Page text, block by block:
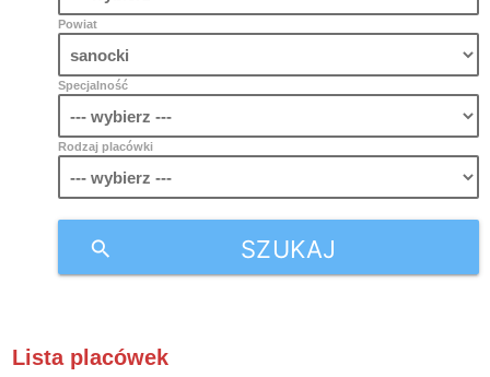
Powiat
Specjalność
Rodzaj placówki
SZUKAJ
search
Lista placówek